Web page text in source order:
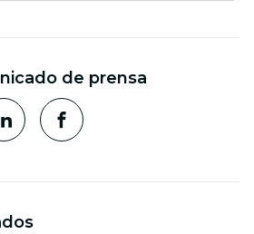
de prensa